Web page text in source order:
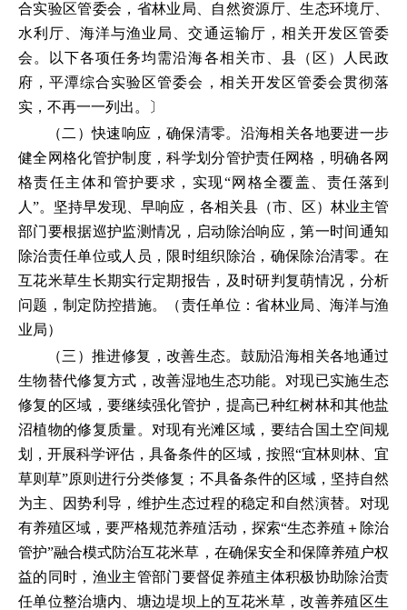
合实验区管委会，省林业局、自然资源厅、生态环境厅、
水利厅、海洋与渔业局、交通运输厅，相关开发区管委
会。以下各项任务均需沿海各相关市、县（区）人民政
府，平潭综合实验区管委会，相关开发区管委会贯彻落
实，不再一一列出。〕
（二）快速响应，确保清零。沿海相关各地要进一步
健全网格化管护制度，科学划分管护责任网格，明确各网
格责任主体和管护要求，实现“网格全覆盖、责任落到
人”。坚持早发现、早响应，各相关县（市、区）林业主管
部门要根据巡护监测情况，启动除治响应，第一时间通知
除治责任单位或人员，限时组织除治，确保除治清零。在
互花米草生长期实行定期报告，及时研判复萌情况，分析
问题，制定防控措施。（责任单位：省林业局、海洋与渔
业局）
（三）推进修复，改善生态。鼓励沿海相关各地通过
生物替代修复方式，改善湿地生态功能。对现已实施生态
修复的区域，要继续强化管护，提高已种红树林和其他盐
沼植物的修复质量。对现有光滩区域，要结合国土空间规
划，开展科学评估，具备条件的区域，按照“宜林则林、宜
草则草”原则进行分类修复；不具备条件的区域，坚持自然
为主、因势利导，维护生态过程的稳定和自然演替。对现
有养殖区域，要严格规范养殖活动，探索“生态养殖＋除治
管护”融合模式防治互花米草，在确保安全和保障养殖户权
益的同时，渔业主管部门要督促养殖主体积极协助除治责
任单位整治塘内、塘边堤坝上的互花米草，改善养殖区生